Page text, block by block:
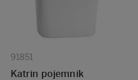
91851
Katrin pojemnik